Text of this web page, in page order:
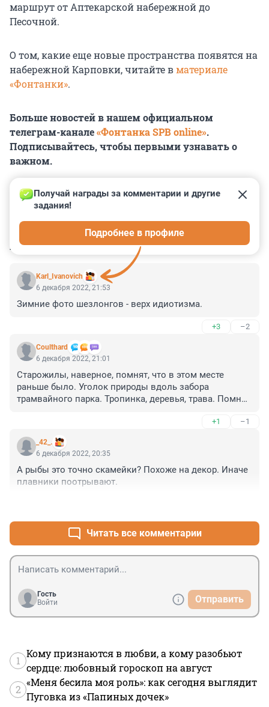
маршрут от Аптекарской набережной до
Песочной.
О том, какие еще новые пространства появятся на
набережной Карповки, читайте вматериале
«Фонтанки».
Больше новостей в нашем официальном
телеграм-канале«Фонтанка SPB online».
Подписывайтесь, чтобы первыми узнавать о
важном.
КОММЕНТАРИИ 14
Karl_Ivanovich
Получай награды за комментарии и другие
задания!
Подробнее в профиле
6 декабря 2022, 21:53
Зимние фото шезлонгов - верх идиотизма.
+3 –2
Coulthard
6 декабря 2022, 21:01
Старожилы, наверное, помнят, что в этом месте
раньше было. Уголок природы вдоль забора
трамвайного парка. Тропинка, деревья, трава. Помню,
собакой, целовались... Теперь вот "облагородили".
Тьфу!
+1 –1
_42_.
6 декабря 2022, 20:35
А рыбы это точно скамейки? Похоже на декор. Иначе
плавники поотрывают.
Читать все комментарии
Гость
Войти
Отправить
1
Кому признаются в любви, а кому разобьют
сердце: любовный гороскоп на август
2
«Меня бесила моя роль»: как сегодня выглядит
Пуговка из «Папиных дочек»